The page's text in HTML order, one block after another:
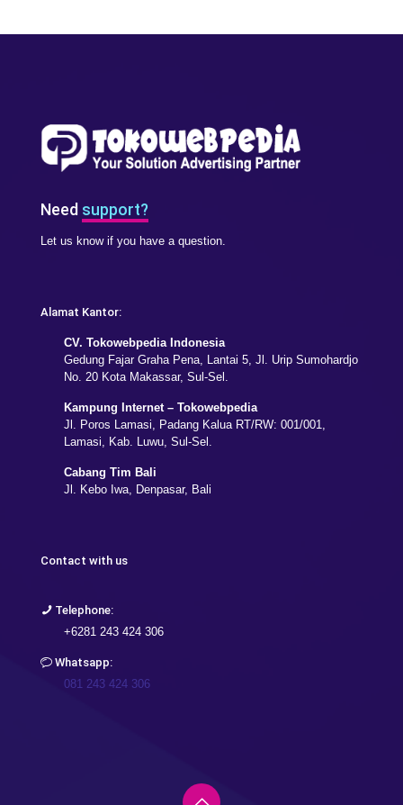
Need support?
Let us know if you have a question.
Alamat Kantor:
CV. Tokowebpedia Indonesia
Gedung Fajar Graha Pena, Lantai 5, Jl. Urip Sumohardjo
No. 20 Kota Makassar, Sul-Sel.
Kampung Internet – Tokowebpedia
Jl. Poros Lamasi, Padang Kalua RT/RW: 001/001,
Lamasi, Kab. Luwu, Sul-Sel.
Cabang Tim Bali
Jl. Kebo Iwa, Denpasar, Bali
Contact with us
Telephone:
+6281 243 424 306
Whatsapp:
081 243 424 306